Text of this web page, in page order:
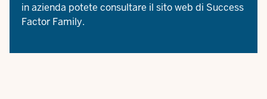
in azienda potete consultare il sito web di Success
Factor Family.